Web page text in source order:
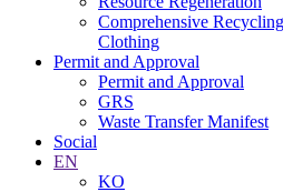
Comprehensive
Clothing
Permit and Approval
Permit and Approval
GRS
Waste Transfer Manifest
Social
EN
KO